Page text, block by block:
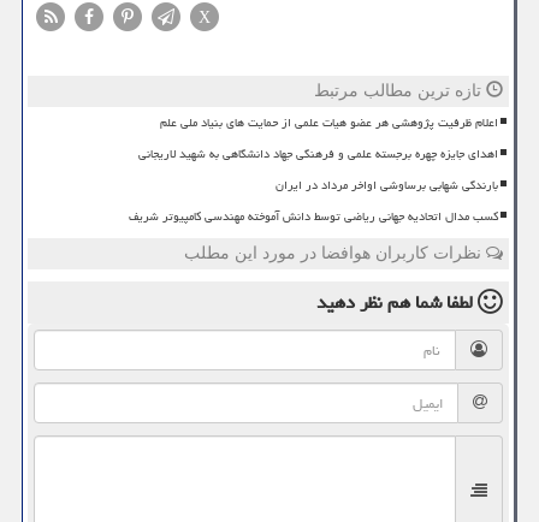
X
تازه ترین مطالب مرتبط
اعلام ظرفیت پژوهشی هر عضو هیات علمی از حمایت های بنیاد ملی علم
اهدای جایزه چهره برجسته علمی و فرهنگی جهاد دانشگاهی به شهید لاریجانی
بارندگی شهابی برساوشی اواخر مرداد در ایران
کسب مدال اتحادیه جهانی ریاضی توسط دانش آموخته مهندسی کامپیوتر شریف
نظرات کاربران هوافضا در مورد این مطلب
لطفا شما همنظر دهید